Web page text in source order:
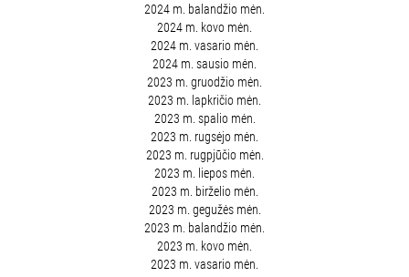
2024 m. balandžio mėn.
2024 m. kovo mėn.
2024 m. vasario mėn.
2024 m. sausio mėn.
2023 m. gruodžio mėn.
2023 m. lapkričio mėn.
2023 m. spalio mėn.
2023 m. rugsėjo mėn.
2023 m. rugpjūčio mėn.
2023 m. liepos mėn.
2023 m. birželio mėn.
2023 m. gegužės mėn.
2023 m. balandžio mėn.
2023 m. kovo mėn.
2023 m. vasario mėn.